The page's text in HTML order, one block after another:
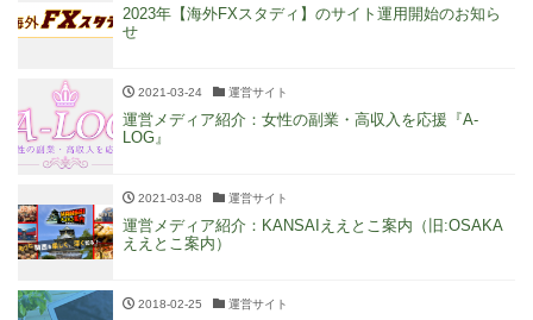
2023年【海外FXスタディ】のサイト運用開始のお知ら
せ
2021-03-24 運営サイト
運営メディア紹介：女性の副業・高収入を応援『A-
LOG』
2021-03-08 運営サイト
運営メディア紹介：KANSAIええとこ案内（旧:OSAKA
ええとこ案内）
2018-02-25 運営サイト